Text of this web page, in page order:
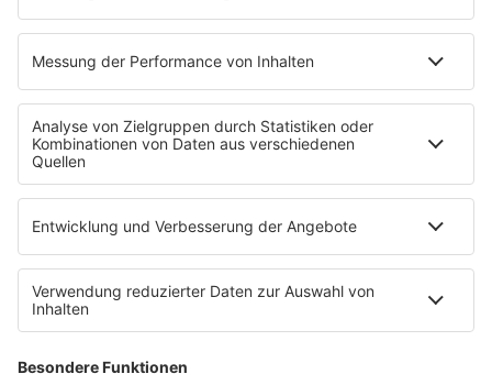
INSIDE / B2B
B2B / Mediadaten
Empfang (DAB+, UKW, IP)
RADIO SALÜ Team
Alexa
App
WhatsApp-Kanal
Impressum